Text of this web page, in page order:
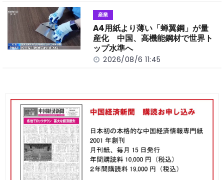
産業
A4用紙より薄い「蝉翼鋼」が量
産化 中国、高機能鋼材で世界ト
ップ水準へ
2026/08/6 11:45